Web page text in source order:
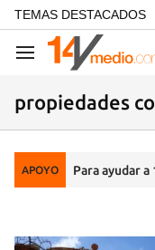
common.go-to-content
TEMAS DESTACADOS
Navegación
propiedades
APOYO Para ayudar